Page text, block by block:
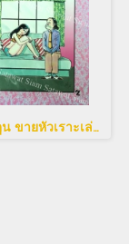
หนังสือการ์ตูน ขายหัวเราะเล่มใหญ่